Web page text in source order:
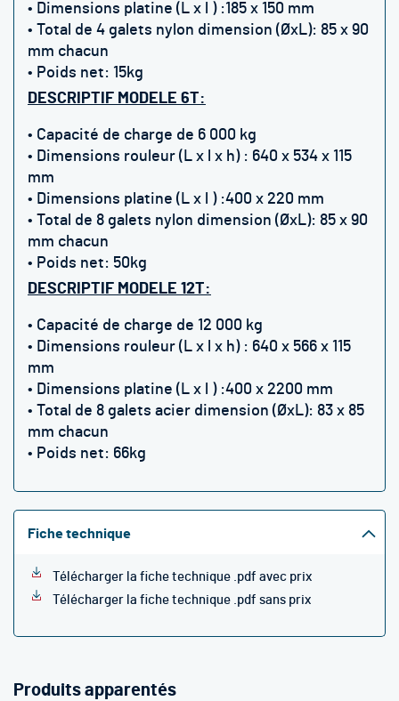
• Dimensions platine (L x l ):185 x 150 mm
• Total de 4 galets nylon dimension (ØxL): 85 x 90
mm chacun
• Poids net: 15kg
DESCRIPTIF MODELE 6T:
• Capacité de charge de 6 000 kg
• Dimensions rouleur (L x l x h) : 640 x 534 x 115
mm
• Dimensions platine (L x l ):400 x 220 mm
• Total de 8 galets nylon dimension (ØxL): 85 x 90
mm chacun
• Poids net: 50kg
DESCRIPTIF MODELE 12T:
• Capacité de charge de 12 000 kg
• Dimensions rouleur (L x l x h) : 640 x 566 x 115
mm
• Dimensions platine (L x l ):400 x 2200 mm
• Total de 8 galets acier dimension (ØxL): 83 x 85
mm chacun
• Poids net: 66kg
Fiche technique
Télécharger la fiche technique .pdf avec prix
Télécharger la fiche technique .pdf sans prix
Produits apparentés